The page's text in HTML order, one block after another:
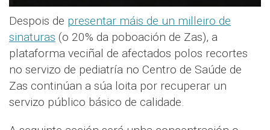
Despois de presentar máis de un milleiro de
sinaturas (o 20% da poboación de Zas), a
plataforma veciñal de afectados polos recortes
no servizo de pediatría no Centro de Saúde de
Zas continúan a súa loita por recuperar un
servizo público básico de calidade.